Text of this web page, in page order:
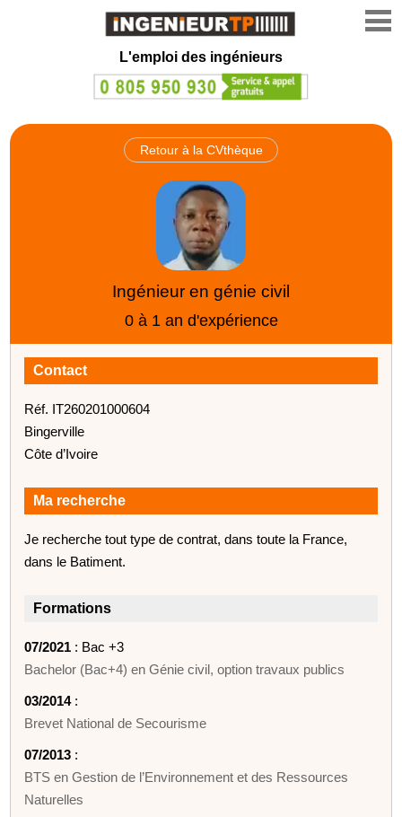
L'emploi des ingénieurs
Retour à la CVthèque
Ingénieur en génie civil
0 à 1 an d'expérience
Contact
Réf. IT260201000604
Bingerville
Côte d’Ivoire
Ma recherche
Je recherche tout type de contrat, dans toute la France,
dans le Batiment.
Formations
07/2021 : Bac +3
Bachelor (Bac+4) en Génie civil, option travaux publics
03/2014:
Brevet National de Secourisme
07/2013 :
BTS en Gestion de l’Environnement et des Ressources
Naturelles